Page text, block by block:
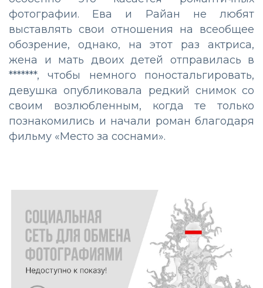
фотографии. Ева и Райан не любят
выставлять свои отношения на всеобщее
обозрение, однако, на этот раз актриса,
жена и мать двоих детей отправилась в
*******, чтобы немного поностальгировать,
девушка опубликовала редкий снимок со
своим возлюбленным, когда те только
познакомились и начали роман благодаря
фильму «Место за соснами».